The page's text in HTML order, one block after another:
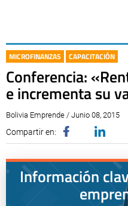
MICROFINANZAS CAPACITACIÓN
Conferencia:
e incrementa su
Bolivia Emprende / Junio 08, 2015
Compartir en:
Información